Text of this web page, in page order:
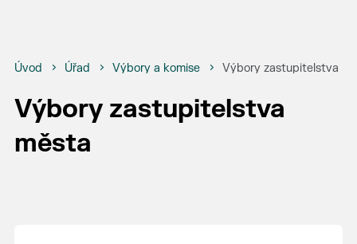
Úvod Úřad Výbory a komise Výbory zastupitelstva
Výbory zastupitelstva
města